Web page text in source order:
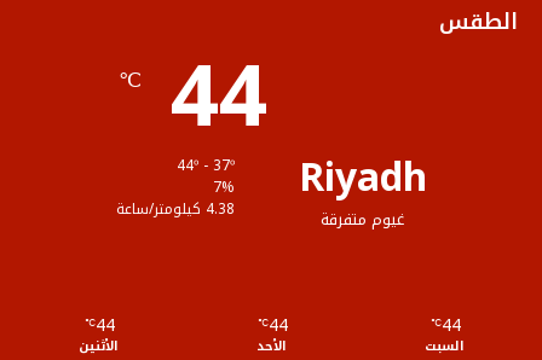
الطقس
Riyadh
غيوم متفرقة
44
℃
44º - 37º
7%
4.38 كيلومتر/ساعة
44
℃
السبت
44
℃
الأحد
44
℃
الأثنين